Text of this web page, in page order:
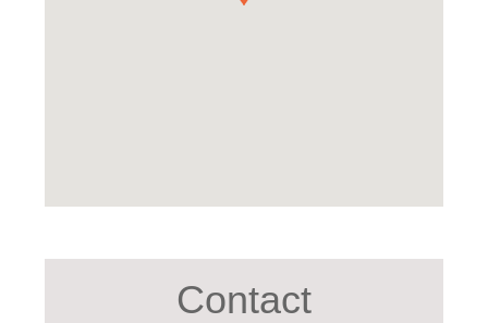
Contact